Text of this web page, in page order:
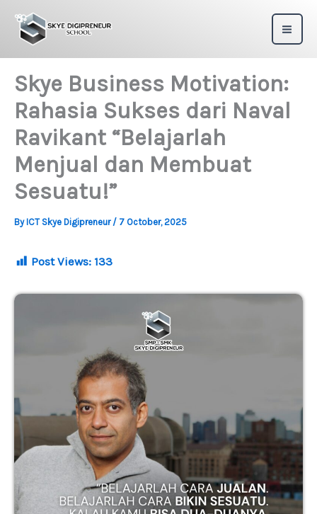
content
Skye Business Motivation:
Rahasia Sukses dari Naval
Ravikant “Belajarlah
Menjual dan Membuat
Sesuatu!”
By ICT Skye Digipreneur / 7 October, 2025
Post Views: 133